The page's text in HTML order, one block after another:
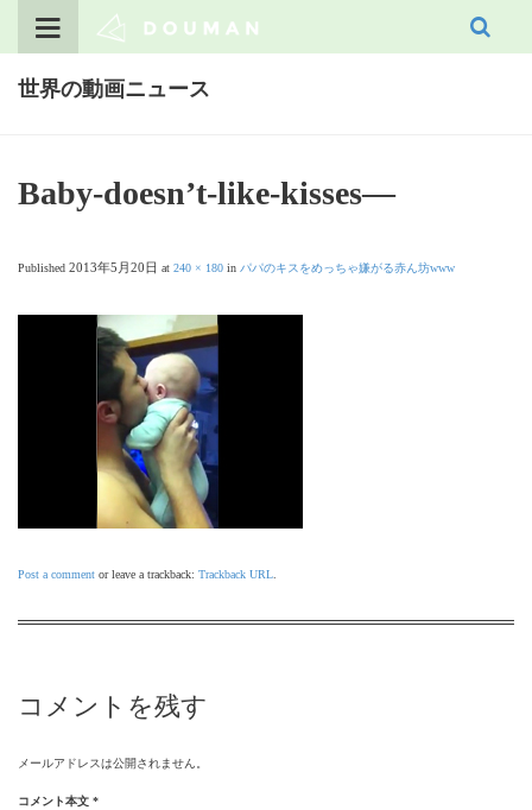
世界の動画ニュース
Baby-doesn’t-like-kisses—
Published 2013年5月20日 at 240 × 180 in パパのキスをめっちゃ嫌がる赤ん坊www
Post a comment or leave a trackback: Trackback URL
コメントを残す
メールアドレスは公開されません。
コメント本文 *